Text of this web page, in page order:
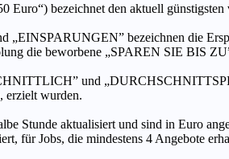
Euro“) bezeichnet den aktuell
„EINSPARUNGEN” bezeichnen die
die beworbene „SPAREN SIE BIS
und
erzielt wurden.
Stunde aktualisiert und sind in Euro
für Jobs, die mindestens 4 Angebote